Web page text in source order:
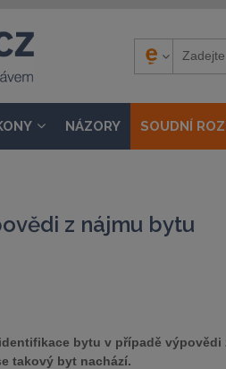
NÁZORY SOUDNÍ
z nájmu bytu
bytu v případě
takový byt nachází.